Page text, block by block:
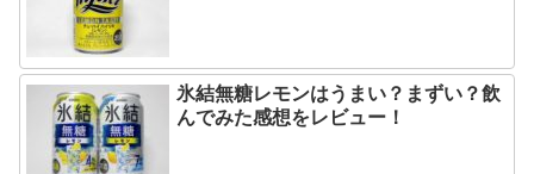
氷結無糖レモンはうまい？まずい？飲
んでみた感想をレビュー！